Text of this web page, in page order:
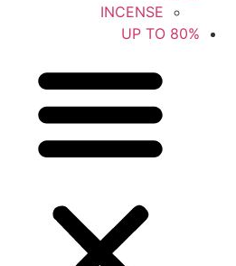
INCENSE
UP TO 80%